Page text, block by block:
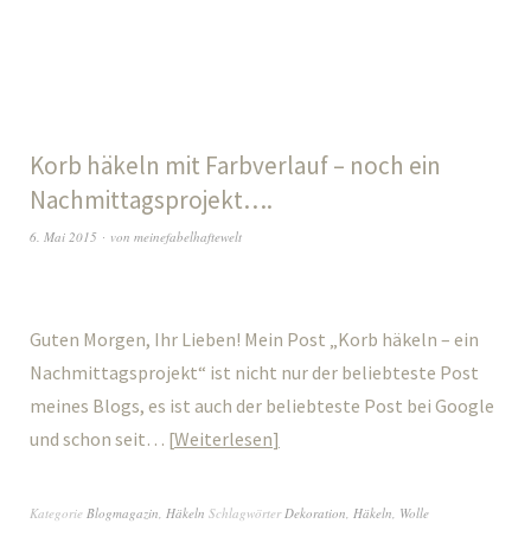
Korb häkeln mit Farbverlauf – noch ein
Nachmittagsprojekt….
6. Mai 2015 von meinefabelhaftewelt
Guten Morgen, Ihr Lieben! Mein Post „Korb häkeln – ein
Nachmittagsprojekt“ ist nicht nur der beliebteste Post
meines Blogs, es ist auch der beliebteste Post bei Google
und schon seit… Weiterlesen
Kategorie Blogmagazin, Häkeln SchlagwörterDekoration, Häkeln, Wolle